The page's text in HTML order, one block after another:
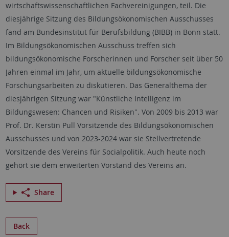
wirtschaftswissenschaftlichen Fachvereinigungen, teil. Die
diesjährige Sitzung des Bildungsökonomischen Ausschusses
fand am Bundesinstitut für Berufsbildung (BIBB) in Bonn statt.
Im Bildungsökonomischen Ausschuss treffen sich
bildungsökonomische Forscherinnen und Forscher seit über 50
Jahren einmal im Jahr, um aktuelle bildungsökonomische
Forschungsarbeiten zu diskutieren. Das Generalthema der
diesjährigen Sitzung war "Künstliche Intelligenz im
Bildungswesen: Chancen und Risiken". Von 2009 bis 2013 war
Prof. Dr. Kerstin Pull Vorsitzende des Bildungsökonomischen
Ausschusses und von 2023-2024 war sie Stellvertretende
Vorsitzende des Vereins für Socialpolitik. Auch heute noch
gehört sie dem erweiterten Vorstand des Vereins an.
Share
Back